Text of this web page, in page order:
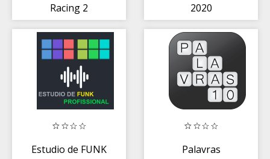
Racing 2
2020
Estudio de FUNK
Palavras